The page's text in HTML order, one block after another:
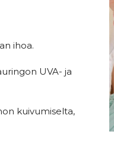
ihoa.
UVA- ja
kuivumiselta,